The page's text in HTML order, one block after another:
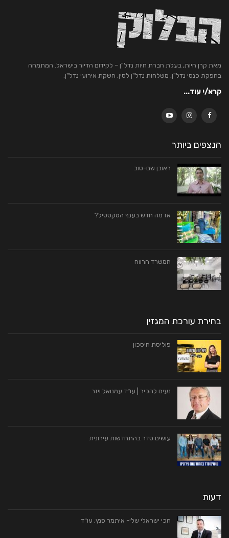
מאת קרן חיות, בעלת חברת חיות נדל"ן – לקידום הדיור בישראל. המתמחה
בהפקת כנסי נדל"ן, משלחות נדל"ן לסין, השקת אירועי נדל"ן.
קרא/י עוד...
הנצפים ביותר
ראובן שם-טוב
אז מה חדש בענף הטקסטיל?
המשרד הרווח
בחירת עורכת המגזין
פוליסת חיסכון
נעים להכיר | עו״ד עמנואל ויזר
עושים סדר בהתחדשות עירונית
דעות
הכי ישראלי שלי- איתמר פנץ, עו״ד